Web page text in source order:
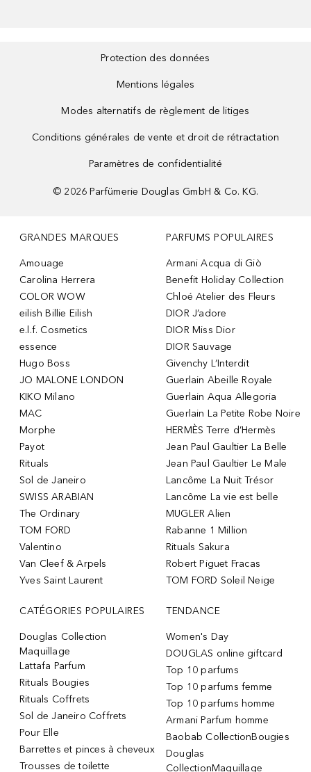
Protection des données
Mentions légales
Modes alternatifs de règlement de litiges
Conditions générales de vente et droit de rétractation
Paramètres de confidentialité
© 2026 Parfümerie Douglas GmbH & Co. KG.
GRANDES MARQUES
Amouage
Carolina Herrera
COLOR WOW
eilish Billie Eilish
e.l.f. Cosmetics
essence
Hugo Boss
JO MALONE LONDON
KIKO Milano
MAC
Morphe
Payot
Rituals
Sol de Janeiro
SWISS ARABIAN
The Ordinary
TOM FORD
Valentino
Van Cleef & Arpels
Yves Saint Laurent
PARFUMS POPULAIRES
Armani Acqua di Giò
Benefit Holiday Collection
Chloé Atelier des Fleurs
DIOR J’adore
DIOR Miss Dior
DIOR Sauvage
Givenchy L’Interdit
Guerlain Abeille Royale
Guerlain Aqua Allegoria
Guerlain La Petite Robe Noire
HERMÈS Terre d’Hermès
Jean Paul Gaultier La Belle
Jean Paul Gaultier Le Male
Lancôme La Nuit Trésor
Lancôme La vie est belle
MUGLER Alien
Rabanne 1 Million
Rituals Sakura
Robert Piguet Fracas
TOM FORD Soleil Neige
CATÉGORIES POPULAIRES
Douglas Collection
Maquillage
Lattafa Parfum
Rituals Bougies
Rituals Coffrets
Sol de Janeiro Coffrets
Pour Elle
Barrettes et pinces à cheveux
Trousses de toilette
TENDANCE
Women's Day
DOUGLAS online giftcard
Top 10 parfums
Top 10 parfums femme
Top 10 parfums homme
Armani Parfum homme
Baobab CollectionBougies
Douglas
CollectionMaquillage